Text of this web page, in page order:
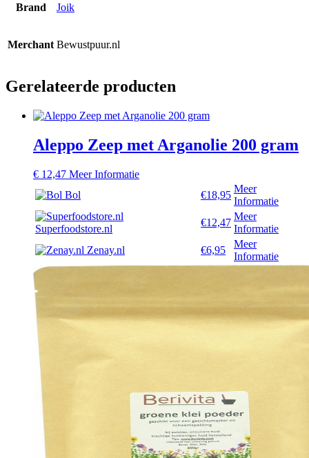
Brand Joik
Merchant Bewustpuur.nl
Gerelateerde producten
Aleppo Zeep met Arganolie 200 gram
€ 12,47 Meer Informatie
Bol
€18,95
Meer
Informatie
Superfoodstore.nl
€12,47
Meer
Informatie
Zenay.nl
€6,95
Meer
Informatie